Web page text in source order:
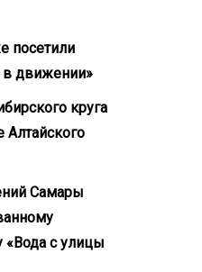
посетили
в движении»
круга
Алтайского
Самары
«Вода с улицы